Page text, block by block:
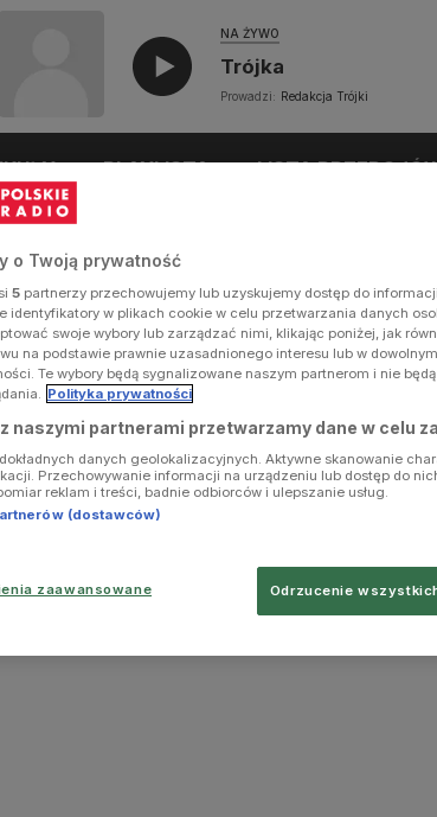
NA ŻYWO
Trójka
Prowadzi: Redakcja Trójki
PLAYLISTA LISTA
o Twoją prywatność
5 partnerzy przechowujemy lub uzyskujemy dostęp do
identyfikatory w plikach cookie w celu przetwarzania danych
swoje wybory lub zarządzać nimi, klikając poniżej, jak
na podstawie prawnie uzasadnionego interesu lub w
Te wybory będą sygnalizowane naszym partnerom i nie będą
Polityka prywatności
naszymi partnerami przetwarzamy dane w celu
danych geolokalizacyjnych. Aktywne skanowanie
Przechowywanie informacji na urządzeniu lub dostęp do
reklam i treści, badnie odbiorców i ulepszanie usług.
(dostawców)
zaawansowane Odrzucenie